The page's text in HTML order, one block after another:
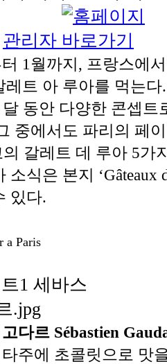
관리자
1월까지, 프랑스에
레트 아 루아를 먹는
동안 다양한 콘셉트
중에서도 파리의 페
의 갈레트 데 루아 5가
소식은 본지 ‘Gâteaux
있다.
a Paris
다르 Sébastien
주에 초콜릿으로 맛